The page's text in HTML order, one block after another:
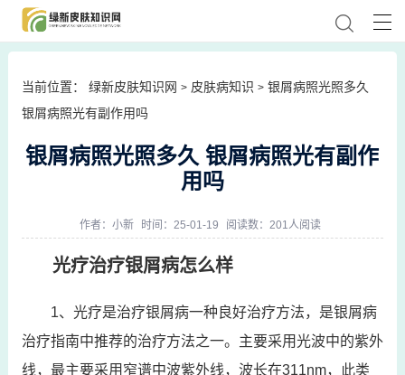
当前位置： 绿新皮肤知识网 > 皮肤病知识 > 银屑病照光照多久
银屑病照光有副作用吗
银屑病照光照多久 银屑病照光有副作
用吗
作者： 小新 时间：25-01-19 阅读数：201人阅读
光疗治疗银屑病怎么样
1、光疗是治疗银屑病一种良好治疗方法，是银屑病
治疗指南中推荐的治疗方法之一。主要采用光波中的紫外
线，最主要采用窄谱中波紫外线，波长在311nm，此类